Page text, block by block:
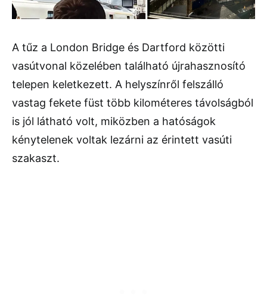
A tűz a London Bridge és Dartford közötti
vasútvonal közelében található újrahasznosító
telepen keletkezett. A helyszínről felszálló
vastag fekete füst több kilométeres távolságból
is jól látható volt, miközben a hatóságok
kénytelenek voltak lezárni az érintett vasúti
szakaszt.